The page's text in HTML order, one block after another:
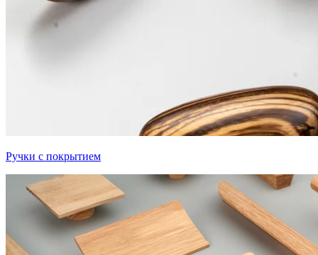
Ручки с покрытием